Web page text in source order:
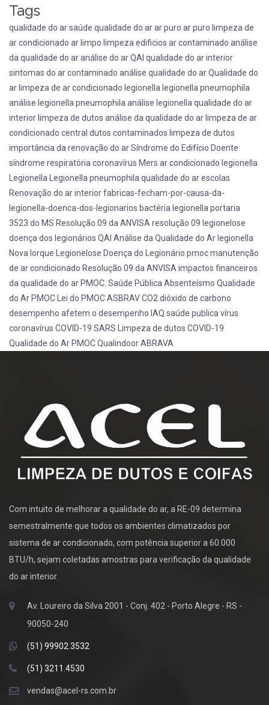
Tags
qualidade do arsaúde qualidade do arar puro ar puro limpeza de
ar condicionado ar limpo limpeza edificios ar contaminado análise
da qualidade do aranálise do arQAI qualidade do ar interior
sintomas do ar contaminado análise qualidade do arQualidade do
ar limpeza de ar condicionado legionella legionella pneumophila
análise legionella pneumophila análise legionella qualidade do ar
interior limpeza de dutos análise da qualidade do ar limpeza de ar
condicionado central dutos contaminados limpeza de dutos
importância da renovação do arSíndrome do Edifício Doente
síndrome respiratória coronavírus Mers ar condicionado legionella
Legionella
Legionella pneumophila qualidade do ar escolas
Renovação do ar interiorfabricas-fecham-por-causa-da-
legionella-doenca-dos-legionarios bactéria legionella portaria
3523 do MS Resolução 09 da ANVISA resolução 09 legionelose
doença dos legionários QAI Análise da Qualidade do Ar legionella
Nova Iorque
Legionelose Doença do Legionário pmocmanutenção
de ar condicionado Resolução 09 da ANVISA impactos financeiros
da qualidade do ar PMOC. Saúde Pública Absenteísmo Qualidade
do Ar PMOC Lei do PMOCASBRAVCO2 dióxido de carbono
desempenho afetem o desempenho IAQ saúde publica vírus
coronavírus COVID-19 SARS Limpeza de dutos COVID-19
Qualidade do Ar PMOCQualindoorABRAVA
Com intuito de melhorar a qualidade do ar, a RE-09 determina
semestralmente que todos os ambientes climatizados por
sistema de ar condicionado, com potência superior a 60.000
BTU/h, sejam coletadas amostras para verificação da qualidade
do ar interior.
Av. Loureiro da Silva 2001 - Conj. 402 - Porto Alegre - RS -
90050-240
(51) 99902.3532
(51) 3211.4530
vendas@acel-rs.com.br